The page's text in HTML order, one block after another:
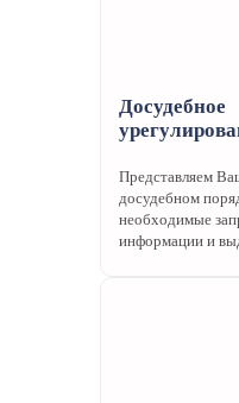
Досудебное
Представляем
досудебном
необходимые
информации и